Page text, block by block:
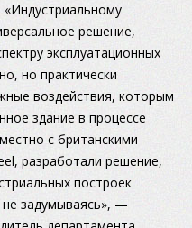
«Индустриальному
решение,
эксплуатационных
но практически
воздействия, которым
здание в процессе
с британскими
разработали решение,
построек
не задумываясь», —